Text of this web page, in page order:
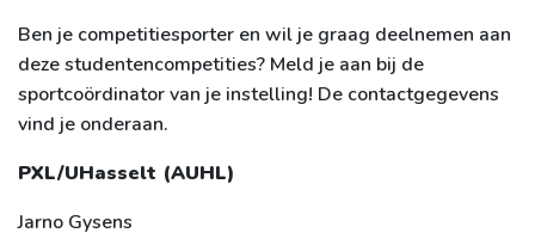
Ben je competitiesporter en wil je graag deelnemen aan
deze studentencompetities? Meld je aan bij de
sportcoördinator van je instelling! De contactgegevens
vind je onderaan.
PXL/UHasselt (AUHL)
Jarno Gysens